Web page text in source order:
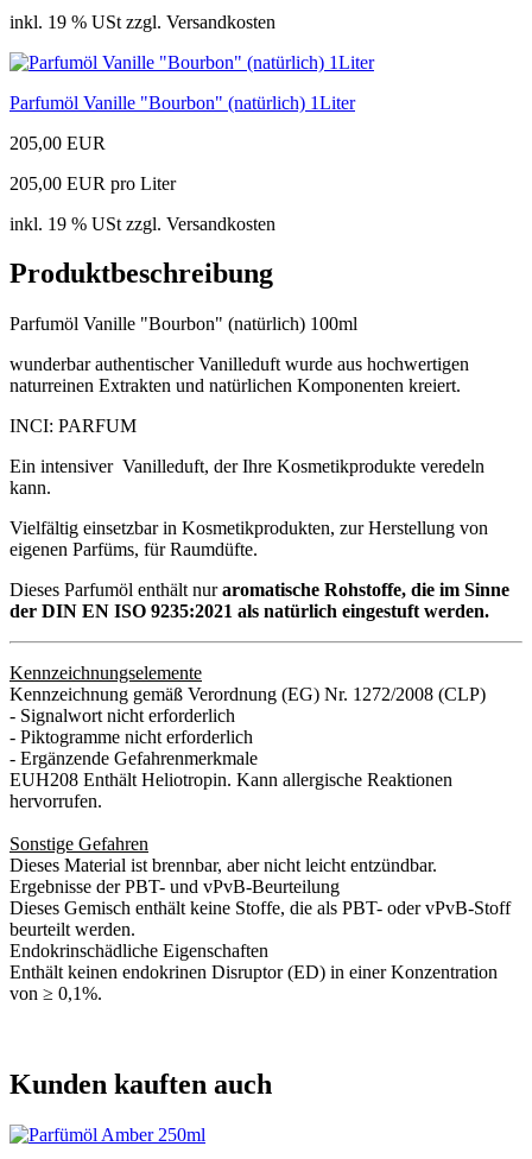
inkl. 19 % USt zzgl. Versandkosten
Parfumöl Vanille "Bourbon" (natürlich) 1Liter
205,00 EUR
205,00 EUR pro Liter
inkl. 19 % USt zzgl. Versandkosten
Produktbeschreibung
Parfumöl Vanille "Bourbon" (natürlich) 100ml
wunderbar authentischer Vanilleduft wurde aus hochwertigen
naturreinen Extrakten und natürlichen Komponenten kreiert.
INCI: PARFUM
Ein intensiver Vanilleduft, der Ihre Kosmetikprodukte veredeln
kann.
Vielfältig einsetzbar in Kosmetikprodukten, zur Herstellung von
eigenen Parfüms, für Raumdüfte.
Dieses Parfumöl enthält nuraromatische Rohstoffe, die im Sinne
der DIN EN ISO 9235:2021 als natürlich eingestuft werden.
Kennzeichnungselemente
Kennzeichnung gemäß Verordnung (EG) Nr. 1272/2008 (CLP)
- Signalwort nicht erforderlich
- Piktogramme nicht erforderlich
- Ergänzende Gefahrenmerkmale
EUH208 Enthält Heliotropin. Kann allergische Reaktionen
hervorrufen.
Sonstige Gefahren
Dieses Material ist brennbar, aber nicht leicht entzündbar.
Ergebnisse der PBT- und vPvB-Beurteilung
Dieses Gemisch enthält keine Stoffe, die als PBT- oder vPvB-Stoff
beurteilt werden.
Endokrinschädliche Eigenschaften
Enthält keinen endokrinen Disruptor (ED) in einer Konzentration
von ≥ 0,1%.
Kunden kauften auch